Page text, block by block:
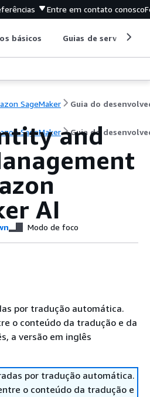
Entre em contato conosco
básicos Guias de serviço
SageMaker
SageMaker Guia do
and
AI
Modo de foco
por tradução automática.
o conteúdo da tradução e da
a versão em inglês
por tradução automática.
o conteúdo da tradução e